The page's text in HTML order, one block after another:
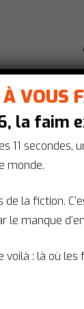
à
2022
de
VOUS
la faim
11 secondes,
monde.
de la fiction.
le manque
voilà : là où